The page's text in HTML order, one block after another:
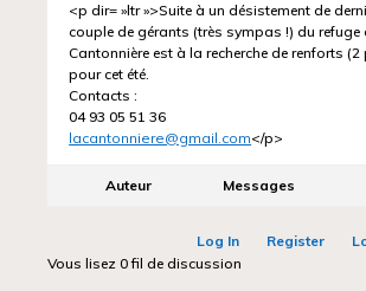
<p dir= »ltr »>Suite à un désistement de
couple de gérants (très sympas !) du refuge
Cantonnière est à la recherche de renforts (2
pour cet été.
Contacts :
04 93 05 51 36
lacantonniere@gmail.com</p>
Auteur Messages
Log In Register
Vous lisez 0 fil de discussion